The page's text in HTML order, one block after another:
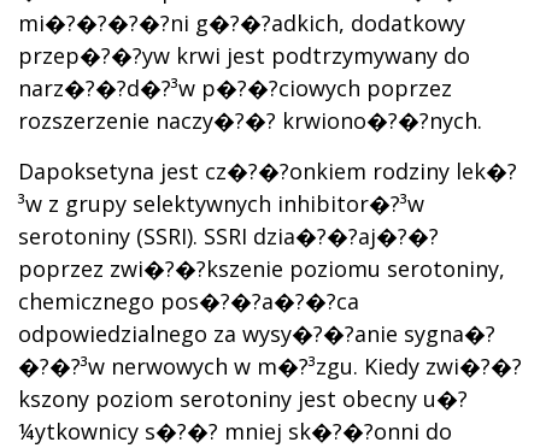
mi�?�?�?�?ni g�?�?adkich, dodatkowy
przep�?�?yw krwi jest podtrzymywany do
narz�?�?d�?³w p�?�?ciowych poprzez
rozszerzenie naczy�?�? krwiono�?�?nych.
Dapoksetyna jest cz�?�?onkiem rodziny lek�?
³w z grupy selektywnych inhibitor�?³w
serotoniny (SSRI). SSRI dzia�?�?aj�?�?
poprzez zwi�?�?kszenie poziomu serotoniny,
chemicznego pos�?�?a�?�?ca
odpowiedzialnego za wysy�?�?anie sygna�?
�?�?³w nerwowych w m�?³zgu. Kiedy zwi�?�?
kszony poziom serotoniny jest obecny u�?
¼ytkownicy s�?�? mniej sk�?�?onni do